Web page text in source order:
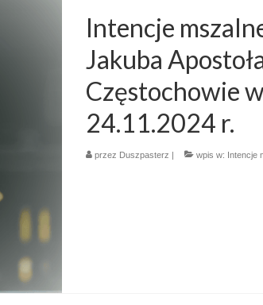
Intencje
Jakuba
Częstochowie
24.11.2024 r.
przez Duszpasterz | wpis w: Intencje